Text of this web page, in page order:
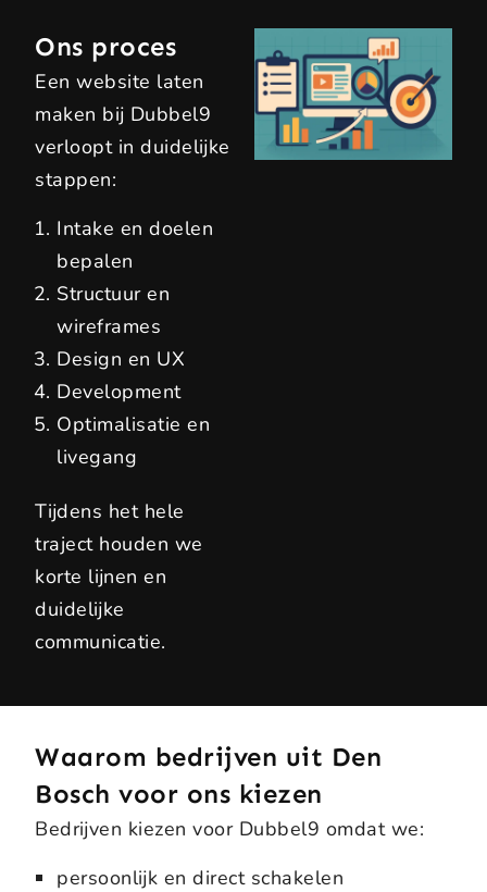
Ons proces
Een website laten
maken bij Dubbel9
verloopt in duidelijke
stappen:
Intake en doelen
bepalen
Structuur en
wireframes
Design en UX
Development
Optimalisatie en
livegang
Tijdens het hele
traject houden we
korte lijnen en
duidelijke
communicatie.
Waarom bedrijven uit Den
Bosch voor ons kiezen
Bedrijven kiezen voor Dubbel9 omdat we:
persoonlijk en direct schakelen